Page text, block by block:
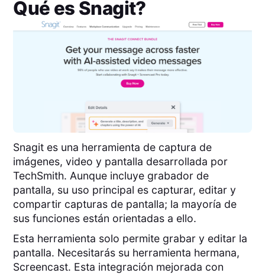
Qué es Snagit?
Snagit es una herramienta de captura de
imágenes, video y pantalla desarrollada por
TechSmith. Aunque incluye grabador de
pantalla, su uso principal es capturar, editar y
compartir capturas de pantalla; la mayoría de
sus funciones están orientadas a ello.
Esta herramienta solo permite grabar y editar la
pantalla. Necesitarás su herramienta hermana,
Screencast. Esta integración mejorada con